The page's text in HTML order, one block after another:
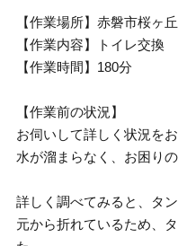
【作業場所】赤磐市桜ヶ
【作業内容】トイレ交換
【作業時間】180分
【作業前の状況】
お伺いして詳しく状況を
水が溜まらなく、お困り
詳しく調べてみると、タ
元から折れているため、